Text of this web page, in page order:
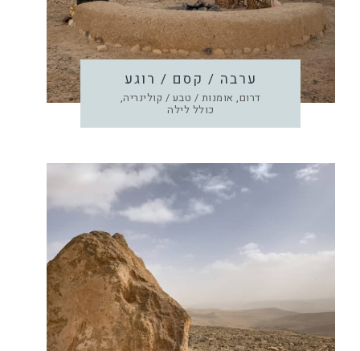
ערבה / קסם / רוגע
דרום, אומנות / טבע / קולינריה,
כולל לילה